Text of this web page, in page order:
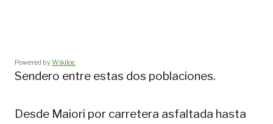
Powered byWikiloc
Sendero entre estas dos poblaciones.
Desde Maiori por carretera asfaltada hasta